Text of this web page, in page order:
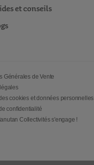
et conseils
Générales de Vente
cookies et données personnelles
confidentialité
Collectivités s'engage !